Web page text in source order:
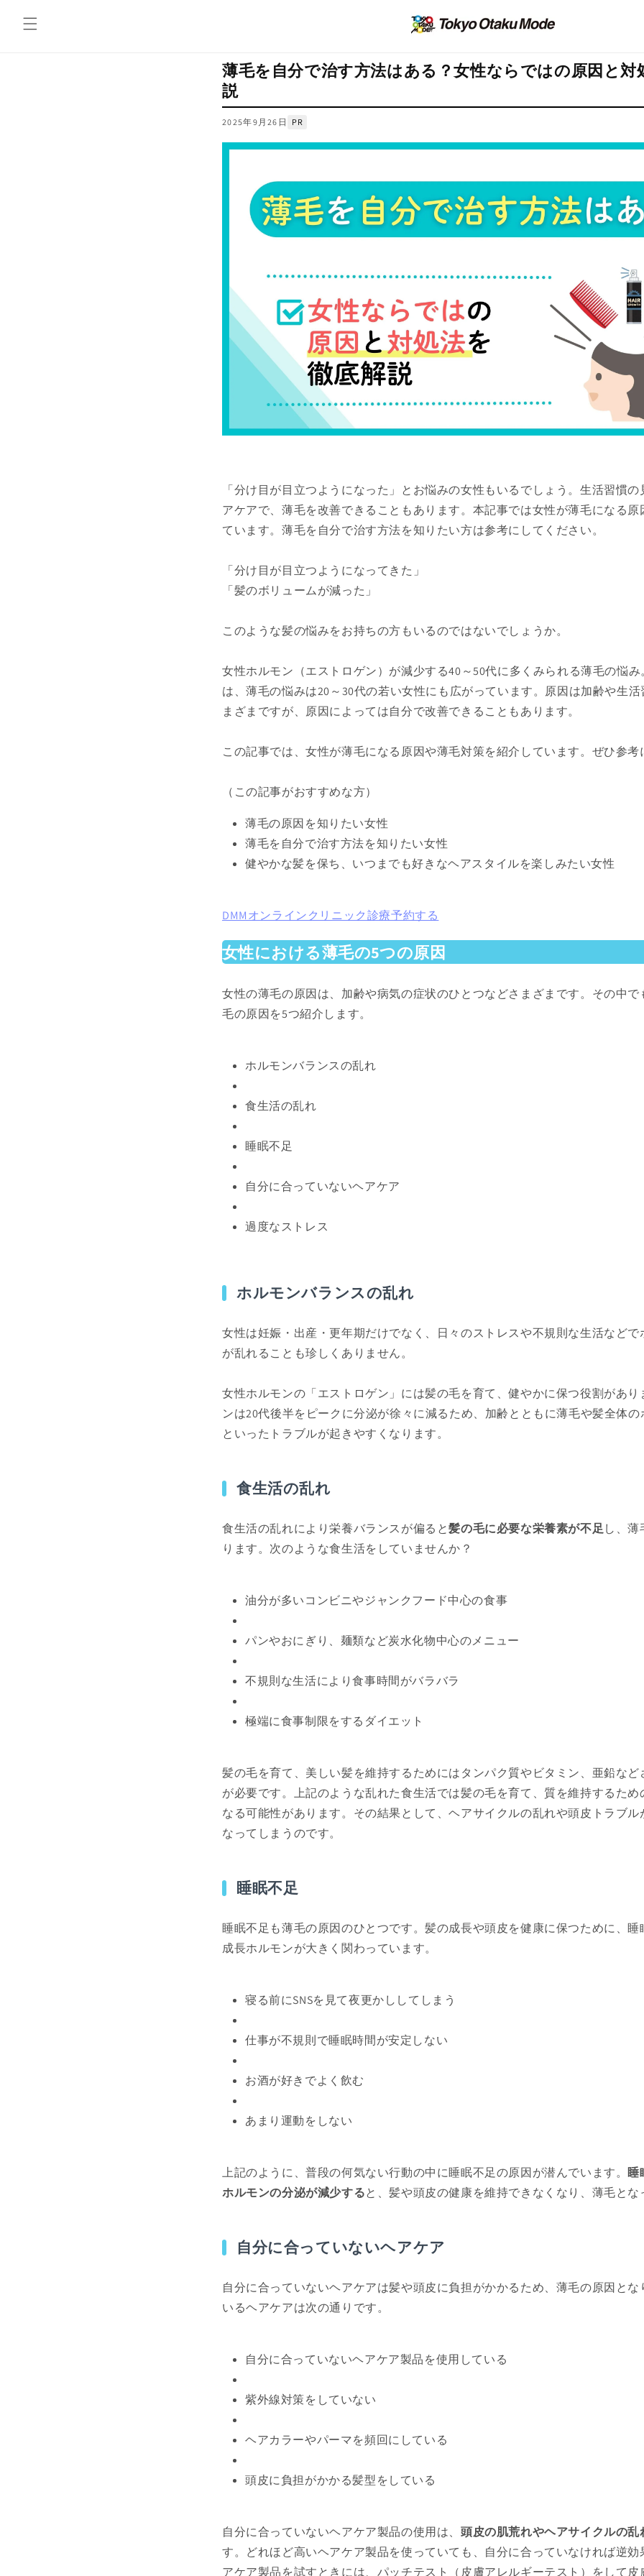
ンツに
進む
薄毛を自分で治す方法はある？女性ならではの原因と対
説
2025年9月26日 PR
「分け目が目立つようになった」とお悩みの女性もいるでしょう。生活習慣
アケアで、薄毛を改善できることもあります。本記事では女性が薄毛になる原
ています。薄毛を自分で治す方法を知りたい方は参考にしてください。
「分け目が目立つようになってきた」
「髪のボリュームが減った」
このような髪の悩みをお持ちの方もいるのではないでしょうか。
女性ホルモン（エストロゲン）が減少する40～50代に多くみられる薄毛の悩
は、薄毛の悩みは20～30代の若い女性にも広がっています。原因は加齢や生活
まざまですが、原因によっては自分で改善できることもあります。
この記事では、女性が薄毛になる原因や薄毛対策を紹介しています。ぜひ参考
（この記事がおすすめな方）
薄毛の原因を知りたい女性
薄毛を自分で治す方法を知りたい女性
健やかな髪を保ち、いつまでも好きなヘアスタイルを楽しみたい女性
DMMオンラインクリニック診療予約する
女性における薄毛の5つの原因
女性の薄毛の原因は、加齢や病気の症状のひとつなどさまざまです。その中で
毛の原因を5つ紹介します。
ホルモンバランスの乱れ
食生活の乱れ
睡眠不足
自分に合っていないヘアケア
過度なストレス
ホルモンバランスの乱れ
女性は妊娠・出産・更年期だけでなく、日々のストレスや不規則な生活などで
が乱れることも珍しくありません。
女性ホルモンの「エストロゲン」には髪の毛を育て、健やかに保つ役割があ
ンは20代後半をピークに分泌が徐々に減るため、加齢とともに薄毛や髪全体の
といったトラブルが起きやすくなります。
食生活の乱れ
食生活の乱れにより栄養バランスが偏ると髪の毛に必要な栄養素が不足し、薄
ります。次のような食生活をしていませんか？
油分が多いコンビニやジャンクフード中心の食事
パンやおにぎり、麺類など炭水化物中心のメニュー
不規則な生活により食事時間がバラバラ
極端に食事制限をするダイエット
髪の毛を育て、美しい髪を維持するためにはタンパク質やビタミン、亜鉛など
が必要です。上記のような乱れた食生活では髪の毛を育て、質を維持するため
なる可能性があります。その結果として、ヘアサイクルの乱れや頭皮トラブル
なってしまうのです。
睡眠不足
睡眠不足も薄毛の原因のひとつです。髪の成長や頭皮を健康に保つために、睡
成長ホルモンが大きく関わっています。
寝る前にSNSを見て夜更かししてしまう
仕事が不規則で睡眠時間が安定しない
お酒が好きでよく飲む
あまり運動をしない
上記のように、普段の何気ない行動の中に睡眠不足の原因が潜んでいます。 睡
ホルモンの分泌が減少すると、髪や頭皮の健康を維持できなくなり、薄毛とな
自分に合っていないヘアケア
自分に合っていないヘアケアは髪や頭皮に負担がかかるため、薄毛の原因とな
いるヘアケアは次の通りです。
自分に合っていないヘアケア製品を使用している
紫外線対策をしていない
ヘアカラーやパーマを頻回にしている
頭皮に負担がかかる髪型をしている
自分に合っていないヘアケア製品の使用は、 頭皮の肌荒れやヘアサイクルの乱
す。どれほど高いヘアケア製品を使っていても、自分に合っていなければ逆効
アケア製品を試すときには、パッチテスト（皮膚アレルギーテスト）をして皮